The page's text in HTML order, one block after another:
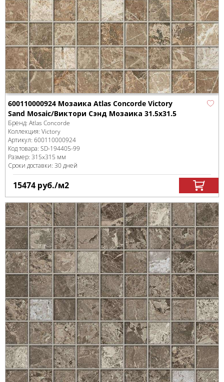
600110000924 Мозаика Atlas Concorde Victory
Sand Mosaic/Виктори Сэнд Мозаика 31.5x31.5
Бренд: Atlas Concorde
Коллекция: Victory
Артикул: 600110000924
Код товара: SD-194405-99
Размер: 315x315 мм
Сроки доставки: 30 дней
15474 руб./м2